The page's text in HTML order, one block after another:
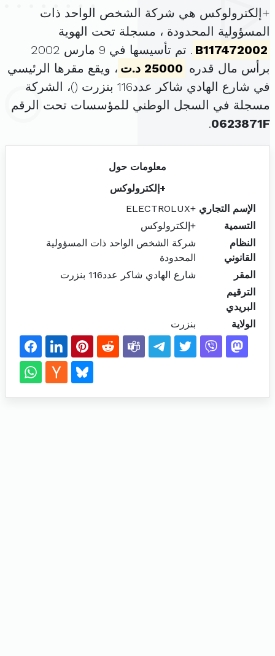
+إلكترولوكس هي شركة الشخص الواحد ذات
المسؤولية المحدودة ، مسجلة تحت الهوية
B117472002
. تم تأسيسها في 9 مارس 2002
برأس مال قدره 25000 د.ت
، ويقع مقرها الرئيسي
في شارع الهادي شاكر عدد116 بنزرت (
)، الشركة
مسجلة في السجل الوطني للمؤسسات تحت الرقم
0623871F
.
معلومات حول
+إلكترولوكس
الإسم التجاري +ELECTROLUX
التسمية
+إلكترولوكس
النظام
القانوني
شركة الشخص الواحد ذات المسؤولية
المحدودة
المقر
شارع الهادي شاكر عدد116 بنزرت
الترقيم
البريدي
الولاية
بنزرت